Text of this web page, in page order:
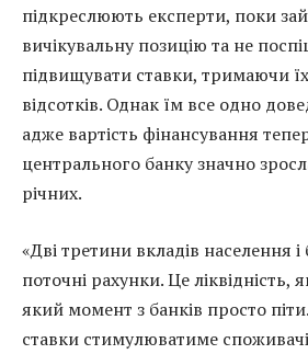
підкреслюють експерти, поки
вичікувальну позицію та не
підвищувати ставки, тримаючи їх
відсотків. Однак їм все одно
адже вартість фінансування
центрального банку значно
річних.
«Дві третини вкладів населення і
поточні рахунки. Це ліквідність,
який момент з банків просто
ставки стимулюватиме